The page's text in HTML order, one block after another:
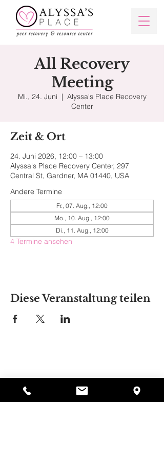
All Recovery
Meeting
Mi., 24. Juni
  |
Alyssa's Place Recovery
Center
Zeit & Ort
24. Juni 2026, 12:00 – 13:00
Alyssa's Place Recovery Center, 297
Central St, Gardner, MA 01440, USA
Andere Termine
Fr., 07. Aug., 12:00
Mo., 10. Aug., 12:00
Di., 11. Aug., 12:00
4 Termine ansehen
Diese Veranstaltung teilen
297 Central St. Gardner, MA 01440
987-364-0920